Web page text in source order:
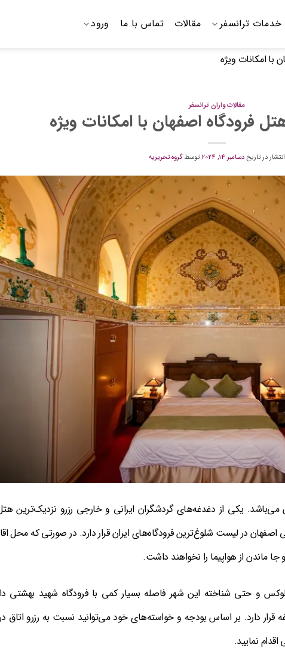
خدمات ترانسفر مقالات تماس با ما ورود
با امکانات ویژه
مقالات واران ترانسفر
فرودگاه اصفهان با امکانات ویژه
انتشار در تاریخدسامبر 14, 2024 توسطگروه تحریریه
می‌باشد. یکی از دغدغه‌های گردشگران ایرانی و خارجی رزرو نزدیک‌ترین
در لیست شلوغ‌ترین فرودگاه‌های ایران قرار دارد. در صورتی که محل
ماندن از هواپیما را نخواهند داشت.
و حتی شناخته این شهر فاصله بسیار کمی با فرودگاه شهید بهشتی
قرار دارد. بر اساس بودجه و خواسته‌های خود می‌توانید نسبت به رزرو اتاق
نمایید.